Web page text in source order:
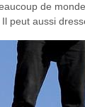
de
peut aussi